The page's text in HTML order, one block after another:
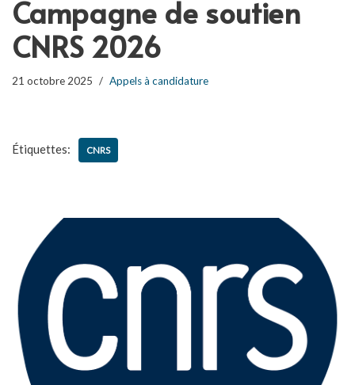
Campagne de soutien
CNRS 2026
21 octobre 2025 Appels à candidature
Étiquettes: CNRS